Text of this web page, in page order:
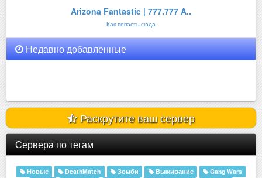
Arizona Fantastic | 777.777 A..
Как попасть сюда
Недавно добавленные
Раскрутите ваш сервер
Сервера по тегам
Новые DeathMatch Зомби Выживание
Gang Wars